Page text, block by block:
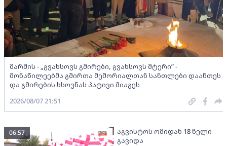
მარშის - „გვახსოვს გმირები, გვახსოვს მტერი” -
მონაწილეებმა გმირთა მემორიალთან სანთლები დაანთეს
და გმირების ხსოვნას პატივი მიაგეს
2026/08/07 21:51
აგვისტოს ომიდან 18 წელი
გავიდა
06:57